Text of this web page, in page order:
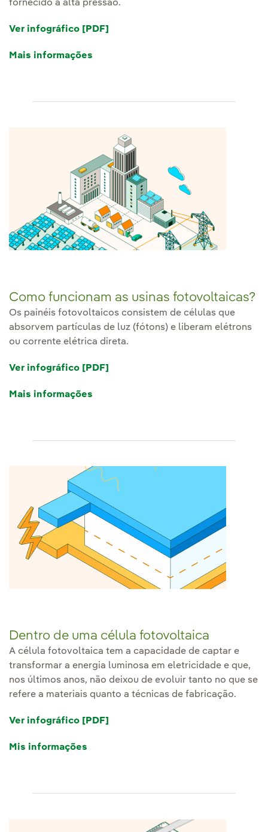
fornecido a alta pressão.
Ver infográfico [PDF]
Mais informações
Como funcionam as usinas fotovoltaicas?
Os painéis fotovoltaicos consistem de células que
absorvem partículas de luz (fótons) e liberam elétrons
ou corrente elétrica direta.
Ver infográfico [PDF]
Mais informações
Dentro de uma célula fotovoltaica
A célula fotovoltaica tem a capacidade de captar e
transformar a energia luminosa em eletricidade e que,
nos últimos anos, não deixou de evoluir tanto no que se
refere a materiais quanto a técnicas de fabricação.
Ver infográfico [PDF]
Mis informações